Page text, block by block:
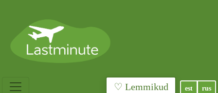
♡ Lemmikud est rus